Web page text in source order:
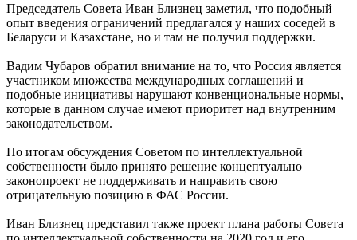
Председатель Совета Иван Близнец заметил, что подобный
опыт введения ограничений предлагался у наших соседей в
Беларуси и Казахстане, но и там не получил поддержки.
Вадим Чубаров обратил внимание на то, что Россия является
участником множества международных соглашений и
подобные инициативы нарушают конвенциональные нормы,
которые в данном случае имеют приоритет над внутренним
законодательством.
По итогам обсуждения Советом по интеллектуальной
собственности было принято решение концептуально
законопроект не поддерживать и направить свою
отрицательную позицию в ФАС России.
Иван Близнец представил также проект плана работы Совета